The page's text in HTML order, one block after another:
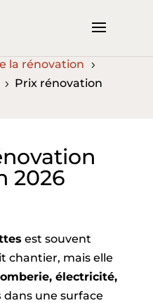
la rénovation 5
5
Prix rénovation
2026
est souvent
chantier, mais elle
électricité,
dans une surface